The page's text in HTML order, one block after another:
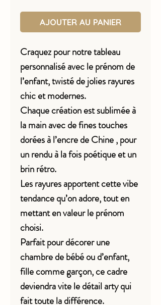
AJOUTER AU PANIER
Craquez pour notre tableau
personnalisé avec le prénom de
l’enfant, twisté de jolies rayures
chic et modernes.
Chaque création est sublimée à
la main avec de fines touches
dorées à l’encre de Chine , pour
un rendu à la fois poétique et un
brin rétro.
Les rayures apportent cette vibe
tendance qu’on adore, tout en
mettant en valeur le prénom
choisi.
Parfait pour décorer une
chambre de bébé ou d’enfant,
fille comme garçon, ce cadre
deviendra vite le détail arty qui
fait toute la différence.